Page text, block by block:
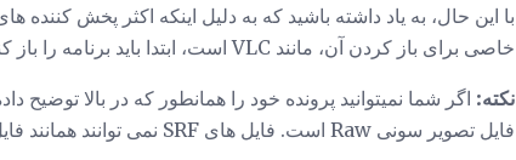
خاصی برای باز کردن آن، مانند VLC است، ابتدا باید برنامه را باز کنید و سپس فایل SRT را وارد کنید و فقط آن را دوبار کلیک کنید.
نکته: اگر شما نمیتوانید پرونده خود را همانطور که در بالا
فایل تصویر سونی Raw است. فایل های SRF نمی توانند همانند فایل های SRT باز شوند.